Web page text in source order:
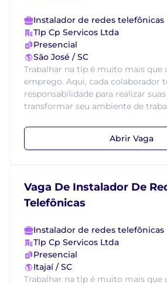
Instalador de redes telefônicas
Tlp Cp Servicos Ltda
Presencial
São José / SC
Trabalhar na tlp é muito mais que
emprego. Aqui, cada colaborador
responsabilidade para realizar
transformar seu ambiente de
Abrir Vaga
Vaga De Instalador De
Telefônicas
Instalador de redes telefônicas
Tlp Cp Servicos Ltda
Presencial
Itajaí / SC
Trabalhar na tlp é muito mais que